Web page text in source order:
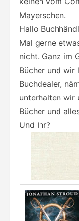
Mayerschen.
Hallo
Mal gerne
nicht. Ganz im
Bücher und wir
Buchdealer,
unterhalten wir
Bücher und
Und Ihr?